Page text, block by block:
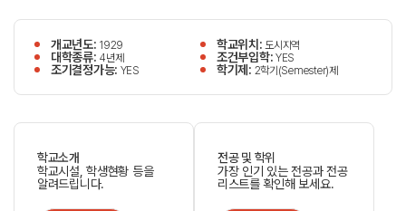
개교년도: 1929 학교위치: 도시지역
대학종류: 4년제 조건부입학:YES
조기결정가능: YES 학기제: 2학기(Semester)제
학교소개
학교시설, 학생현황 등을
알려드립니다.
전공 및 학위
가장 인기 있는 전공과 전공
리스트를 확인해 보세요.